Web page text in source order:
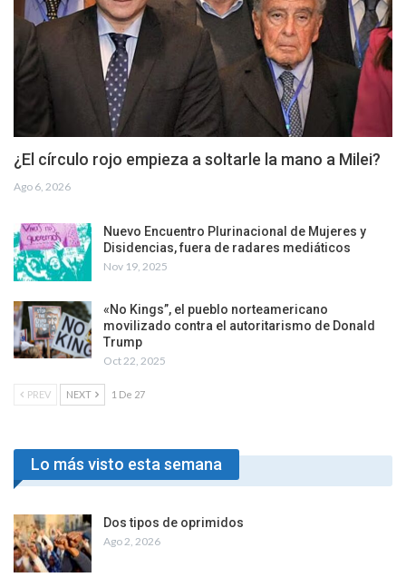
¿El círculo rojo empieza a soltarle la mano a Milei?
Ago 6, 2026
Nuevo Encuentro Plurinacional de Mujeres y
Disidencias, fuera de radares mediáticos
Nov 19, 2025
«No Kings”, el pueblo norteamericano
movilizado contra el autoritarismo de Donald
Trump
Oct 22, 2025
PREV NEXT 1 De 27
Lo más visto esta semana
Dos tipos de oprimidos
Ago 2, 2026